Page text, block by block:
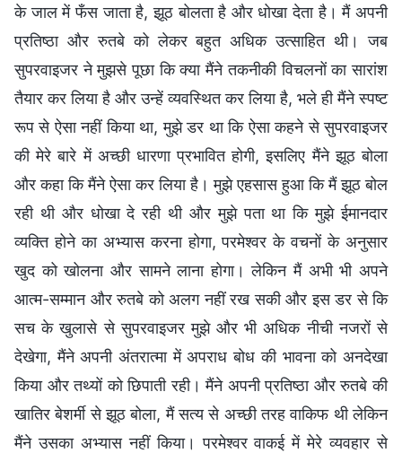
के जाल में फँस जाता है, झूठ बोलता है और धोखा देता है। मैं अपनी
प्रतिष्ठा और रुतबे को लेकर बहुत अधिक उत्साहित थी। जब
सुपरवाइजर ने मुझसे पूछा कि क्या मैंने तकनीकी विचलनों का सारांश
तैयार कर लिया है और उन्हें व्यवस्थित कर लिया है, भले ही मैंने स्पष्ट
रूप से ऐसा नहीं किया था, मुझे डर था कि ऐसा कहने से सुपरवाइजर
की मेरे बारे में अच्छी धारणा प्रभावित होगी, इसलिए मैंने झूठ बोला
और कहा कि मैंने ऐसा कर लिया है। मुझे एहसास हुआ कि मैं झूठ बोल
रही थी और धोखा दे रही थी और मुझे पता था कि मुझे ईमानदार
व्यक्ति होने का अभ्यास करना होगा, परमेश्वर के वचनों के अनुसार
खुद को खोलना और सामने लाना होगा। लेकिन मैं अभी भी अपने
आत्म-सम्मान और रुतबे को अलग नहीं रख सकी और इस डर से कि
सच के खुलासे से सुपरवाइजर मुझे और भी अधिक नीची नजरों से
देखेगा, मैंने अपनी अंतरात्मा में अपराध बोध की भावना को अनदेखा
किया और तथ्यों को छिपाती रही। मैंने अपनी प्रतिष्ठा और रुतबे की
खातिर बेशर्मी से झूठ बोला, मैं सत्य से अच्छी तरह वाकिफ थी लेकिन
मैंने उसका अभ्यास नहीं किया। परमेश्वर वाकई में मेरे व्यवहार से